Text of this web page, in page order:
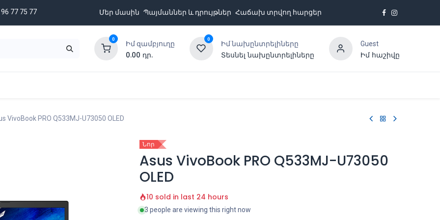
77 75 77 Մեր մասին Պայմաններ և դրույթներ Հաճախ տրվող հարցեր
0
Իմ զամբյուղը
0.00 դր.
0
Իմ նախընտրելիները
Տեսնել նախընտրելիները
Guest
Իմ հաշիվը
VivoBook PRO Q533MJ-U73050 OLED
Նոր
Asus VivoBook PRO Q533MJ-U73050
OLED
10 sold in last 24 hours
3 people are viewing this right now